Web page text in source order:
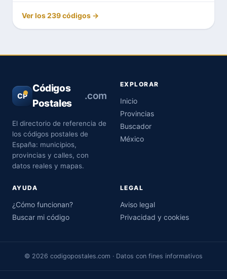
Ver los 239 códigos →
CP
Códigos
Postales
.com
El directorio de referencia de
los códigos postales de
España: municipios,
provincias y calles, con
datos reales y mapas.
EXPLORAR
Inicio
Provincias
Buscador
México
AYUDA
¿Cómo funcionan?
Buscar mi código
LEGAL
Aviso legal
Privacidad y cookies
© 2026 codigopostales.com · Datos con fines informativos